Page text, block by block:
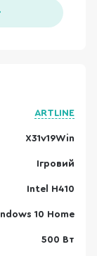
ARTLINE
X31v19Win
Ігровий
Intel H410
10 Home
500 Вт